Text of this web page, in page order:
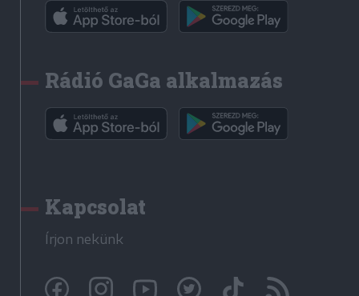
Rádió GaGa alkalmazás
Kapcsolat
Írjon nekünk